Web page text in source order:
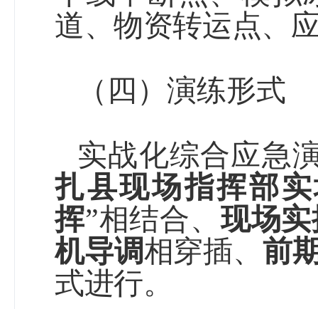
道、物资转运点、
（四） 演练形式
实战化综合应急
扎县现场指挥部
挥”相结合、现场
机导调相穿插、 前
式进行。